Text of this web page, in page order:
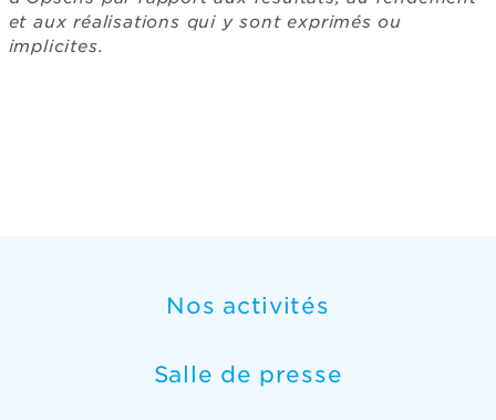
et aux réalisations qui y sont exprimés ou
implicites.
Nos activités
Salle de presse